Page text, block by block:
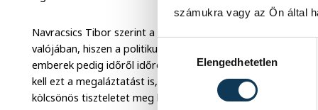
számukra vagy az Ön által
Elengedhetetlen
Navracsics Tibor szerint a politikában mutatkozik meg
valójában, hiszen a politikusi szerep nem egy nyolcórás
emberek pedig időről időre ítélkeznek, sokszor látszólag
kell ezt a megaláztatást is, a politikai ellenfeleknek viszont a
kölcsönös tiszteletet meg kell adni.